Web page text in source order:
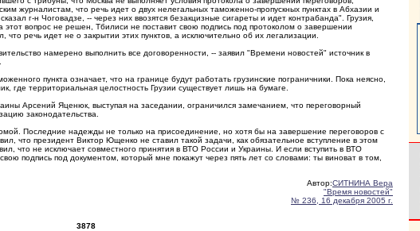
журналистам, что речь идет о двух нелегальных таможенно-пропускных пунктах в Абхазии и
г-н Чоговадзе, -- через них ввозятся безакцизные сигареты и идет контрабанда". Грузия,
вопрос не решен, Тбилиси не поставит свою подпись под протоколом о завершении
речь идет не о закрытии этих пунктов, а исключительно об их легализации.
намерено выполнить все договоренности, -- заявил "Времени новостей" источник в
пункта означает, что на границе будут работать грузинские пограничники. Пока неясно,
где территориальная целостность Грузии существует лишь на бумаге.
Арсений Яценюк, выступая на заседании, ограничился замечанием, что переговорный
законодательства.
Последние надежды не только на присоединение, но хотя бы на завершение переговоров с
что президент Виктор Ющенко не ставил такой задачи, как обязательное вступление в этом
что не исключает совместного принятия в ВТО России и Украины. И если вступить в ВТО
подпись под документом, который мне покажут через пять лет со словами: ты виноват в том,
Автор:СИТНИНА Вера
"Время новостей"
№ 236, 16 декабря 2005 г.
3878